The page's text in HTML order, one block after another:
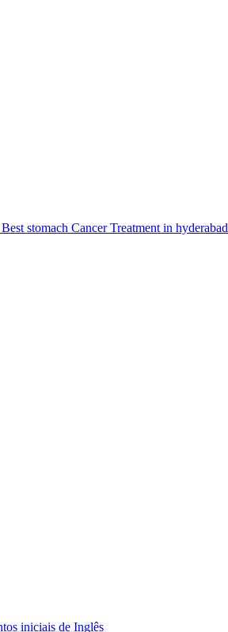
stomach Cancer Treatment in hyderabad
iniciais de Inglês